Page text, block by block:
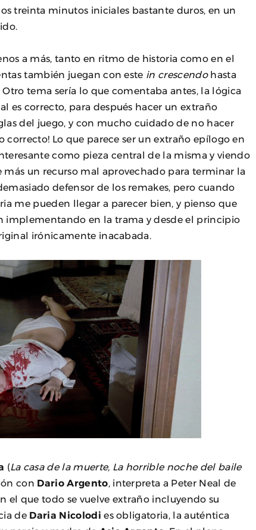
treinta minutos iniciales bastante duros, en un
a más, tanto en ritmo de historia como en el
también juegan con este in crescendohasta
tema sería lo que comentaba antes, la lógica
es correcto, para después hacer un extraño
del juego, y con mucho cuidado de no hacer
correcto! Lo que parece ser un extraño epílogo en
como pieza central de la misma y viendo
un recurso mal aprovechado para terminar la
defensor de los remakes, pero cuando
me pueden llegar a parecer bien, y pienso que
implementando en la trama y desde el principio
irónicamente inacabada.
(La casa de la muerte, La horrible noche del baile
con Dario Argento, interpreta a Peter Neal de
el que todo se vuelve extraño incluyendo su
de Daria Nicolodi es obligatoria, la auténtica